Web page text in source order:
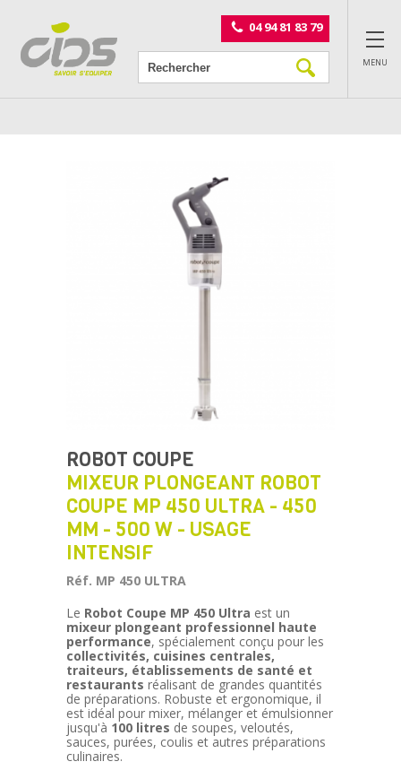
04 94 81 83 79
MENU
ROBOT COUPE
MIXEUR PLONGEANT ROBOT
COUPE MP 450 ULTRA - 450
MM - 500 W - USAGE
INTENSIF
Réf. MP 450 ULTRA
Le Robot Coupe MP 450 Ultra est un
mixeur plongeant professionnel haute
performance, spécialement conçu pour les
collectivités, cuisines centrales,
traiteurs, établissements de santé et
restaurants réalisant de grandes quantités
de préparations. Robuste et ergonomique, il
est idéal pour mixer, mélanger et émulsionner
jusqu'à 100 litres de soupes, veloutés,
sauces, purées, coulis et autres préparations
culinaires.